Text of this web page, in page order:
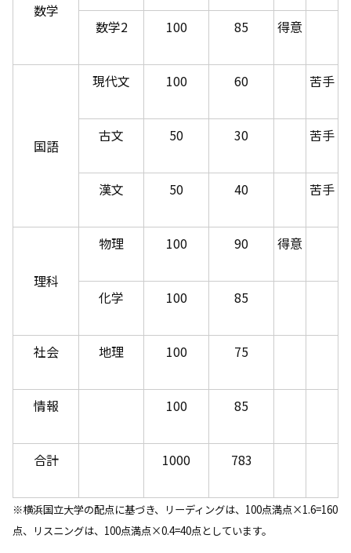
数学
数学2 100 85 得意
国語
現代文 100 60 苦手
古文 50 30 苦手
漢文 50 40 苦手
理科
物理 100 90 得意
化学 100 85
社会 地理 100 75
情報 100 85
合計 1000 783
※横浜国立大学の配点に基づき、リーディングは、100点満点×1.6=160
点、リスニングは、100点満点×0.4=40点としています。